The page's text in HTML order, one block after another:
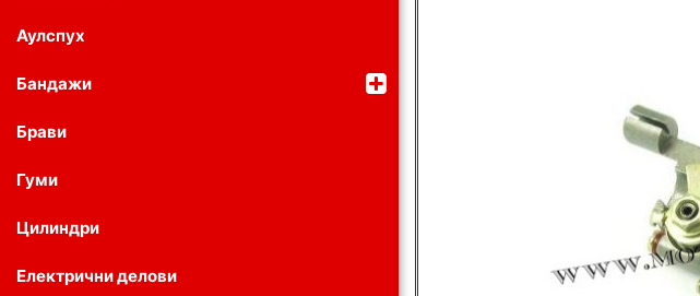
Аулспух
Бандажи
Брави
Гуми
Цилиндри
Електрични делови